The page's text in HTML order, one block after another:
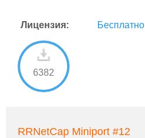
Лицензия: Бесплатно
6382
RRNetCap Miniport #12